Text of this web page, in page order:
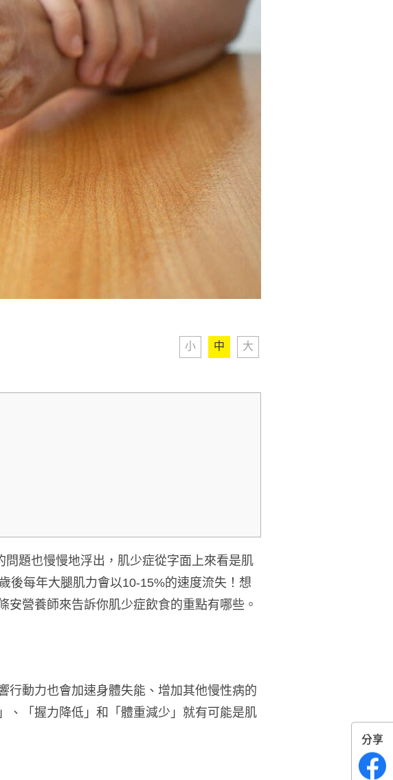
小 中 大
題也慢慢地浮出， 肌少症從字面上來看是肌
後每年大腿肌力會以10-15%的速度流失！ 想
營養師來告訴你肌少症飲食的重點有哪些。
行動力也會加速身體失能、增加其他慢性病的
、「握力降低」和「體重減少」就有可能是肌
分享